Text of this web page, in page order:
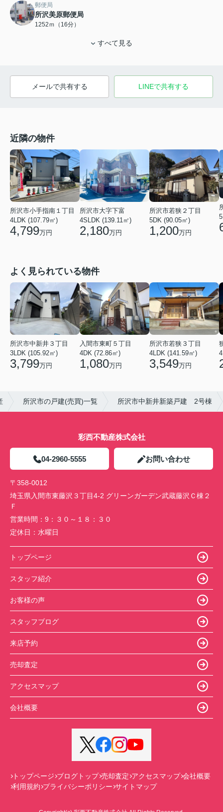
郵便局
所沢美原郵便局
1252ｍ（16分）
すべて見る
メールで共有する LINEで共有する
近隣の物件
所沢市小手指南１丁目
4LDK (107.79㎡)
4,799万円
所沢市大字下富
4SLDK (139.11㎡)
2,180万円
所沢市若狭２丁目
5DK (90.05㎡)
1,200万円
よく見られている物件
所沢市中新井３丁目
3LDK (105.92㎡)
3,799万円
入間市東町５丁目
4DK (72.86㎡)
1,080万円
所沢市若狭３丁目
4LDK (141.59㎡)
3,549万円
所沢市の戸建(売買)一覧 所沢市中新井新築戸建 2号棟
彩西不動産株式会社
04-2960-5555 お問い合わせ
〒358-0012
埼玉県入間市東藤沢３丁目4-2 グリーンガーデン武蔵藤沢Ｃ棟２
Ｆ
営業時間： 9：３０～１８：３０
定休日： 水曜日
トップページ
スタッフ紹介
お客様の声
スタッフブログ
来店予約
売却査定
アクセスマップ
会社概要
トップページ ブログトップ 売却査定 アクセスマップ 会社概要
利用規約 プライバシーポリシー サイトマップ